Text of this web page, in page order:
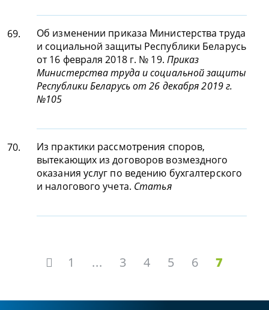
69.
Об изменении приказа Министерства труда
и социальной защиты Республики Беларусь
от 16 февраля 2018 г. № 19. Приказ
Министерства труда и социальной защиты
Республики Беларусь от 26 декабря 2019 г.
№105
70.
Из практики рассмотрения споров,
вытекающих из договоров возмездного
оказания услуг по ведению бухгалтерского
и налогового учета. Статья
1 ... 3 4 5 6 7